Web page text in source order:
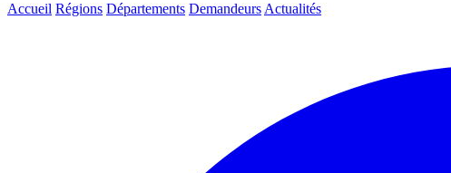
Accueil Régions Départements Demandeurs Actualités